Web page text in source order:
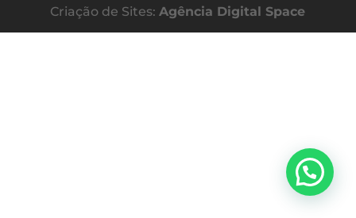
Criação de Sites:Agência Digital Space